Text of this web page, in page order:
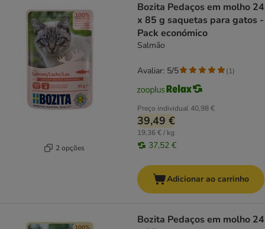
2 opções
Bozita Pedaços em molho 24
x 85 g saquetas para gatos -
Pack económico
Salmão
Preço individual40,98 €
39,49 €
19,36 € / kg
37,52 €
Avaliar: 5/5 (1)
Adicionar ao carrinho
Bozita Pedaços em molho 24